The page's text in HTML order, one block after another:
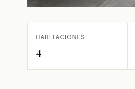
HABITACIONES
4